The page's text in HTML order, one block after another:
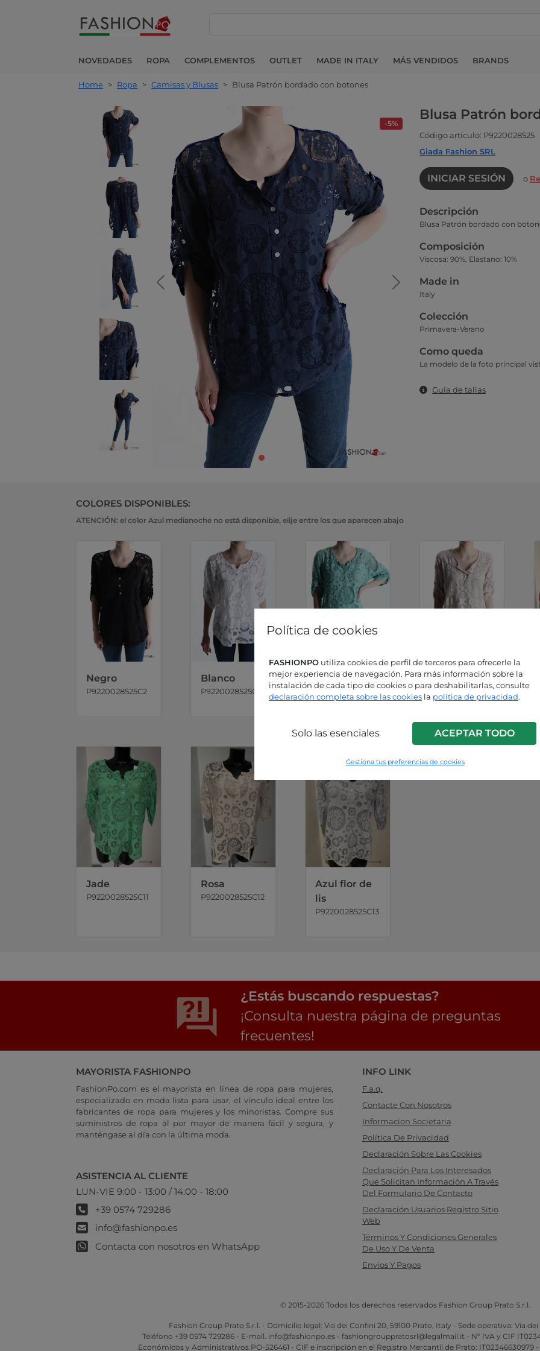
Política de cookies
FASHIONPO utiliza cookies de perfil de terceros para ofrecerle la
mejor experiencia de navegación. Para más información sobre la
instalación de cada tipo de cookies o para deshabilitarlas, consulte
declaración completa sobre las cookies la política de privacidad.
Solo las esenciales ACEPTAR TODO
Gestiona tus preferencias de cookies
NOVEDADES ROPA COMPLEMENTOS OUTLET MADE IN ITALY MÁS VENDIDOS BRANDS
Home > Ropa > Camisas y Blusas > Blusa Patrón bordado con botones
-5%
Blusa Patrón
Código artículo: P9220028525
Giada Fashion SRL
INICIAR SESIÓN o
Descripción
Blusa Patrón bordado con
Composición
Viscosa: 90%, Elastano: 10%
Made in
Italy
Colección
Primavera-Verano
Como queda
La modelo de la foto principal
Guía de tallas
COLORES DISPONIBLES:
ATENCIÓN: el color Azul medianoche no está disponible, elije entre los que aparecen abajo
Negro
P9220028525C2
Blanco
P9220028525C3
Aguamarina
P9220028525C5
Beige
P9220028525C6
Jade
P9220028525C11
Rosa
P9220028525C12
Azul flor de
lis
P9220028525C13
¿Estás buscando respuestas?
¡Consulta nuestra página de preguntas
frecuentes!
MAYORISTA FASHIONPO
FashionPo.com es el mayorista en línea de ropa para mujeres,
especializado en moda lista para usar, el vínculo ideal entre los
fabricantes de ropa para mujeres y los minoristas. Compre sus
suministros de ropa al por mayor de manera fácil y segura, y
manténgase al día con la última moda.
ASISTENCIA AL CLIENTE
LUN-VIE 9:00 - 13:00 / 14:00 - 18:00
+39 0574 729286
info@fashionpo.es
Contacta con nosotros en WhatsApp
INFO LINK
F.a.q.
Contacte Con Nosotros
Informacion Societaria
Política De Privacidad
Declaración Sobre Las Cookies
Declaración Para Los Interesados
Que Solicitan Información A Través
Del Formulario De Contacto
Declaración Usuarios Registro Sitio
Web
Términos Y Condiciones Generales
De Uso Y De Venta
Envíos Y Pagos
© 2015-2026 Todos los derechos reservados Fashion Group Prato S.r.l.
Fashion Group Prato S.r.l. - Domicilio legal: Via dei Confini 20, 59100 Prato, Italy - Sede operativa: Via
Teléfono +39 0574 729286 - E-mail. info@fashionpo.es - fashiongrouppratosrl@legalmail.it - Nº IVA y CIF
Económicos y Administrativos PO-526461 - CIF e inscripción en el Registro Mercantil de Prato: